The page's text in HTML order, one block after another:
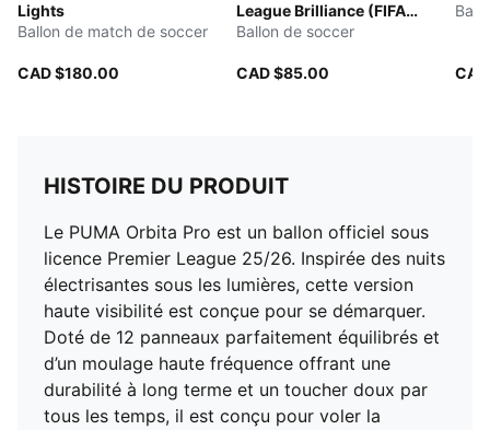
Lights
Ballon de match de soccer
CAD $180.00
League Brilliance (FIFA®
Quality Pro)
Ballon de soccer
CAD $85.00
HISTOIRE DU PRODUIT
Le PUMA Orbita Pro est un ballon officiel sous
licence Premier League 25/26. Inspirée des nuits
électrisantes sous les lumières, cette version
haute visibilité est conçue pour se démarquer.
Doté de 12 panneaux parfaitement équilibrés et
d’un moulage haute fréquence offrant une
durabilité à long terme et un toucher doux par
tous les temps, il est conçu pour voler la